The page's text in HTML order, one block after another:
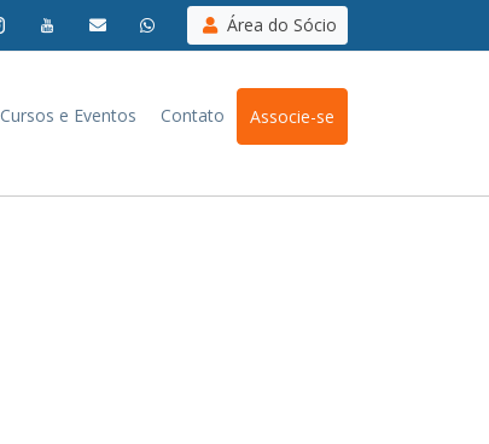
Área do Sócio
Cursos e Eventos Contato Associe-se